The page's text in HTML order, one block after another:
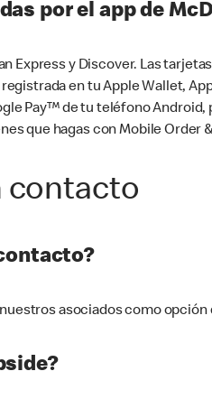
por el app de
Express y Discover. Las
en tu Apple Wallet,
Pay™ de tu teléfono
que hagas con Mobile Order
contacto
asociados como